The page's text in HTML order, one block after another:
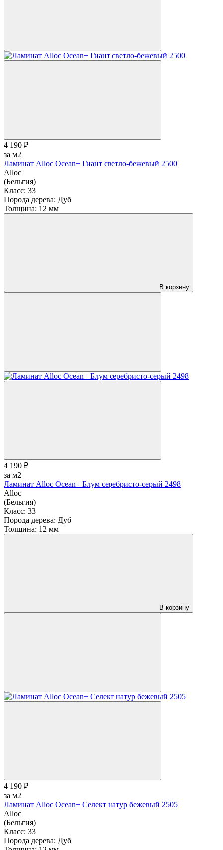
4 190 ₽
за м2
Ламинат Alloc Ocean+ Гиант светло-бежевый 2500
Alloc
(Бельгия)
Класс: 33
Порода дерева: Дуб
Толщина: 12 мм
В корзину
4 190 ₽
за м2
Ламинат Alloc Ocean+ Блум серебристо-серый 2498
Alloc
(Бельгия)
Класс: 33
Порода дерева: Дуб
Толщина: 12 мм
В корзину
4 190 ₽
за м2
Ламинат Alloc Ocean+ Селект натур бежевый 2505
Alloc
(Бельгия)
Класс: 33
Порода дерева: Дуб